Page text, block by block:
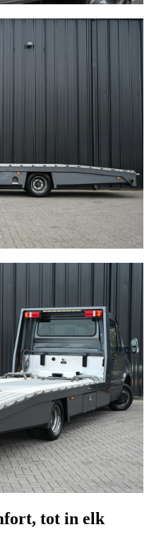
tot in elk